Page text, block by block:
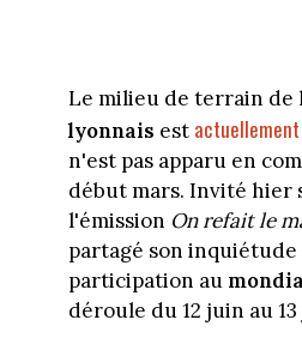
Le milieu de terrain de
lyonnais estactuellement
n'est pas apparu en
début mars. Invité hier
l'émission On refait le
partagé son
participation au
déroule du 12 juin au